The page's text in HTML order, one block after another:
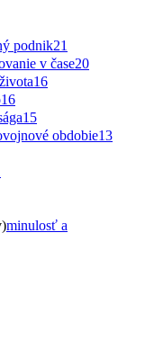
podnik21
v čase20
16
16
15
obdobie13
minulosť a